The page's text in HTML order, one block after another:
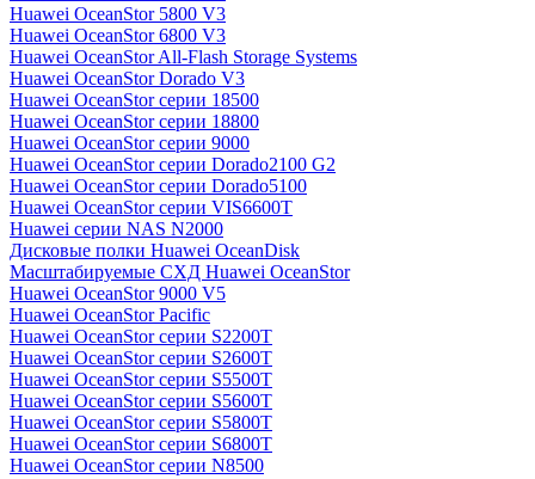
Huawei OceanStor 5800 V3
Huawei OceanStor 6800 V3
Huawei OceanStor All-Flash Storage Systems
Huawei OceanStor Dorado V3
Huawei OceanStor серии 18500
Huawei OceanStor серии 18800
Huawei OceanStor серии 9000
Huawei OceanStor серии Dorado2100 G2
Huawei OceanStor серии Dorado5100
Huawei OceanStor серии VIS6600T
Huawei серии NAS N2000
Дисковые полки Huawei OceanDisk
Масштабируемые СХД Huawei OceanStor
Huawei OceanStor 9000 V5
Huawei OceanStor Pacific
Huawei OceanStor серии S2200T
Huawei OceanStor серии S2600T
Huawei OceanStor серии S5500T
Huawei OceanStor серии S5600T
Huawei OceanStor серии S5800T
Huawei OceanStor серии S6800T
Huawei OceanStor серии N8500